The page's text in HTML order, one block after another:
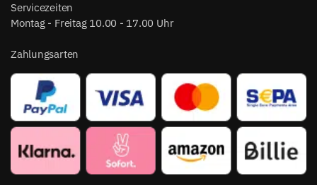
Servicezeiten
Montag - Freitag 10.00 - 17.00 Uhr
Zahlungsarten